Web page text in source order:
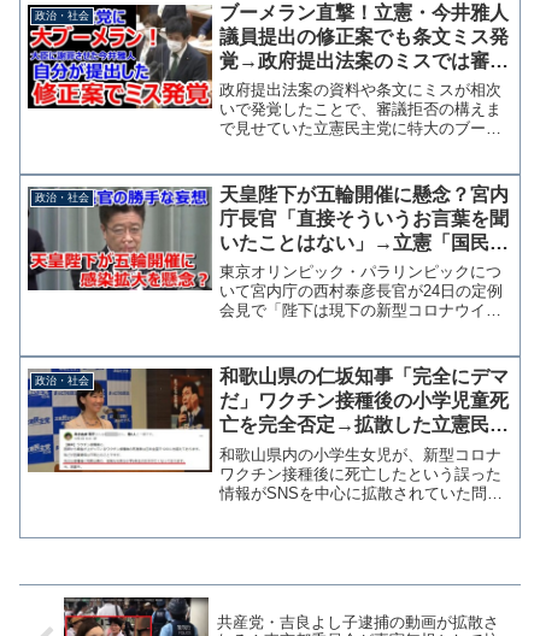
政治・社会
ブーメラン直撃！立憲・今井雅人
議員提出の修正案でも条文ミス発
覚→政府提出法案のミスでは審議
拒否で恫喝、大臣に謝罪させてい
た
政府提出法案の資料や条文にミスが相次
いで発覚したことで、審議拒否の構えま
で見せていた立憲民主党に特大のブーメ
今井雅人衆院議員が提出した修正案に配
字（インデント）ミスが発...
政治・社会
天皇陛下が五輪開催に懸念？宮内
庁長官「直接そういうお言葉を聞
いたことはない」→立憲「国民の
不安を代弁していただいている」
東京オリンピック・パラリンピックにつ
いて宮内庁の西村泰彦長官が24日の定例
会見で「陛下は現下の新型コロナウイル
懸念されていると拝察している」と述べ
た。 加藤勝信官房長官は...
政治・社会
和歌山県の仁坂知事「完全にデマ
だ」ワクチン接種後の小学児童死
亡を完全否定→拡散した立憲民主
党県議は謝罪もなくこっそり削除
和歌山県内の小学生女児が、新型コロナ
ワクチン接種後に死亡したという誤った
情報がSNSを中心に拡散されていた問題
共産党・吉良よし子逮捕の動画が拡散さ